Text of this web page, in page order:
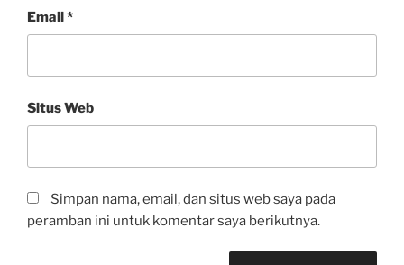
Email*
Situs Web
Simpan nama, email, dan situs web saya pada
peramban ini untuk komentar saya berikutnya.